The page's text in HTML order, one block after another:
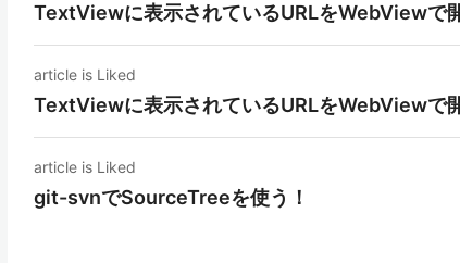
TextViewに表示されているURLをWebViewで
article is Liked
TextViewに表示されているURLをWebViewで
article is Liked
git-svnでSourceTreeを使う！